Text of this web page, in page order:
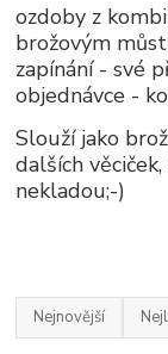
ozdoby z
brožovým
zapínání - své
objednávce -
Slouží jako
dalších
nekladou;-)
Nejnovější